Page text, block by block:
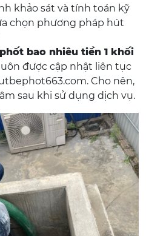
khảo sát và tính toán kỹ
chọn phương pháp hút
bao nhiêu tiền 1 khối
được cập nhật liên tục
Cho nên,
sau khi sử dụng dịch vụ.